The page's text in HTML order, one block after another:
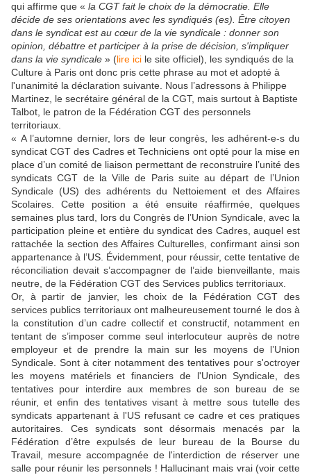
qui affirme que « la CGT fait le choix de la démocratie. Elle
décide de ses orientations avec les syndiqués (es). Être citoyen
dans le syndicat est au cœur de la vie syndicale : donner son
opinion, débattre et participer à la prise de décision, s'impliquer
dans la vie syndicale » (lire ici le site officiel), les syndiqués de la
Culture à Paris ont donc pris cette phrase au mot et adopté à
l'unanimité la déclaration suivante. Nous l’adressons à Philippe
Martinez, le secrétaire général de la CGT, mais surtout à Baptiste
Talbot, le patron de la Fédération CGT des personnels
territoriaux.
« A l’automne dernier, lors de leur congrès, les adhérent-e-s du
syndicat CGT des Cadres et Techniciens ont opté pour la mise en
place d’un comité de liaison permettant de reconstruire l’unité des
syndicats CGT de la Ville de Paris suite au départ de l’Union
Syndicale (US) des adhérents du Nettoiement et des Affaires
Scolaires. Cette position a été ensuite réaffirmée, quelques
semaines plus tard, lors du Congrès de l’Union Syndicale, avec la
participation pleine et entière du syndicat des Cadres, auquel est
rattachée la section des Affaires Culturelles, confirmant ainsi son
appartenance à l’US. Évidemment, pour réussir, cette tentative de
réconciliation devait s’accompagner de l’aide bienveillante, mais
neutre, de la Fédération CGT des Services publics territoriaux.
Or, à partir de janvier, les choix de la Fédération CGT des
services publics territoriaux ont malheureusement tourné le dos à
la constitution d’un cadre collectif et constructif, notamment en
tentant de s’imposer comme seul interlocuteur auprès de notre
employeur et de prendre la main sur les moyens de l’Union
Syndicale. Sont à citer notamment des tentatives pour s'octroyer
les moyens matériels et financiers de l'Union Syndicale, des
tentatives pour interdire aux membres de son bureau de se
réunir, et enfin des tentatives visant à mettre sous tutelle des
syndicats appartenant à l'US refusant ce cadre et ces pratiques
autoritaires. Ces syndicats sont désormais menacés par la
Fédération d’être expulsés de leur bureau de la Bourse du
Travail, mesure accompagnée de l'interdiction de réserver une
salle pour réunir les personnels ! Hallucinant mais vrai (voir cette